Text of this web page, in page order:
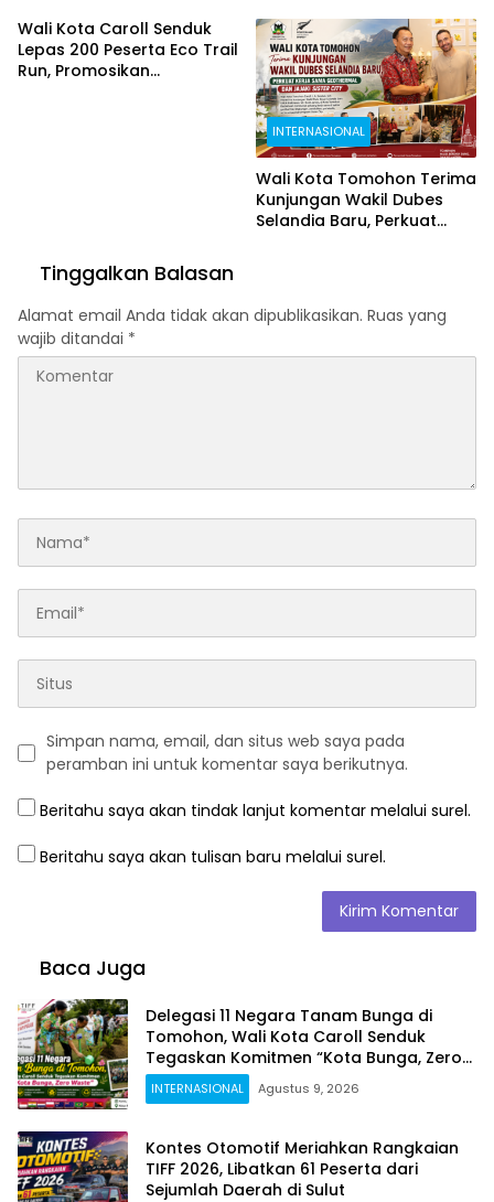
Aman dan Sukses
Lewat TIFF 2026
Wali Kota Caroll Senduk
Lepas 200 Peserta Eco Trail
Run, Promosikan
INTERNASIONAL
Wali Kota Tomohon Terima
Kunjungan Wakil Dubes
Selandia Baru, Perkuat
Tinggalkan Balasan
Alamat email Anda tidak akan dipublikasikan. Ruas yang
wajib ditandai *
Simpan nama, email, dan situs web saya pada
peramban ini untuk komentar saya berikutnya.
Beritahu saya akan tindak lanjut komentar melalui surel.
Beritahu saya akan tulisan baru melalui surel.
Baca Juga
Delegasi 11 Negara Tanam Bunga di
Tomohon, Wali Kota Caroll Senduk
Tegaskan Komitmen “Kota Bunga, Zero
Waste”
INTERNASIONAL Agustus 9, 2026
Kontes Otomotif Meriahkan Rangkaian
TIFF 2026, Libatkan 61 Peserta dari
Sejumlah Daerah di Sulut